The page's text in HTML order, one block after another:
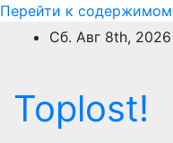
Перейти к
Сб. Авг 8th, 2026
Toplost!